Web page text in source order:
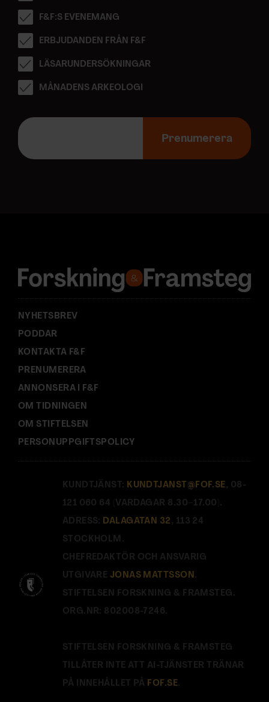
F&F:S EVENEMANG
ERBJUDANDEN FRÅN F&F
LÄSARUNDERSÖKNINGAR
MÅNADENS ARKEOLOGI
E
p
s
:
Prenumerera
NYHETSBREV
PODDAR
KONTAKTA F&F
PRENUMERERA
ANNONSERA I F&F
OM TIDNINGEN
OM STIFTELSEN
PERSONUPPGIFTSPOLICY
KUNDTJÄNST: KUNDTJANST@FOF.SE , 08-
121 060 64 (VARDAGAR 8.30–17.00).
ADRESS: DALAGATAN 32 , 113 24
STOCKHOLM.
CHEFREDAKTÖR OCH ANSVARIG
UTGIVARE JONAS MATTSSON .
STIFTELSEN FORSKNING & FRAMSTEG.
ORG.NR: 802008-7246.
STIFTELSEN FORSKNING & FRAMSTEG
TILLÅTER INTE ATT AI-TJÄNSTER TRÄNAR
PÅ INNEHÅLLET PÅ FOF.SE.